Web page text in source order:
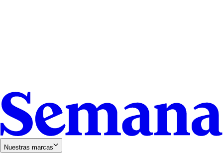
Nuestras marcas